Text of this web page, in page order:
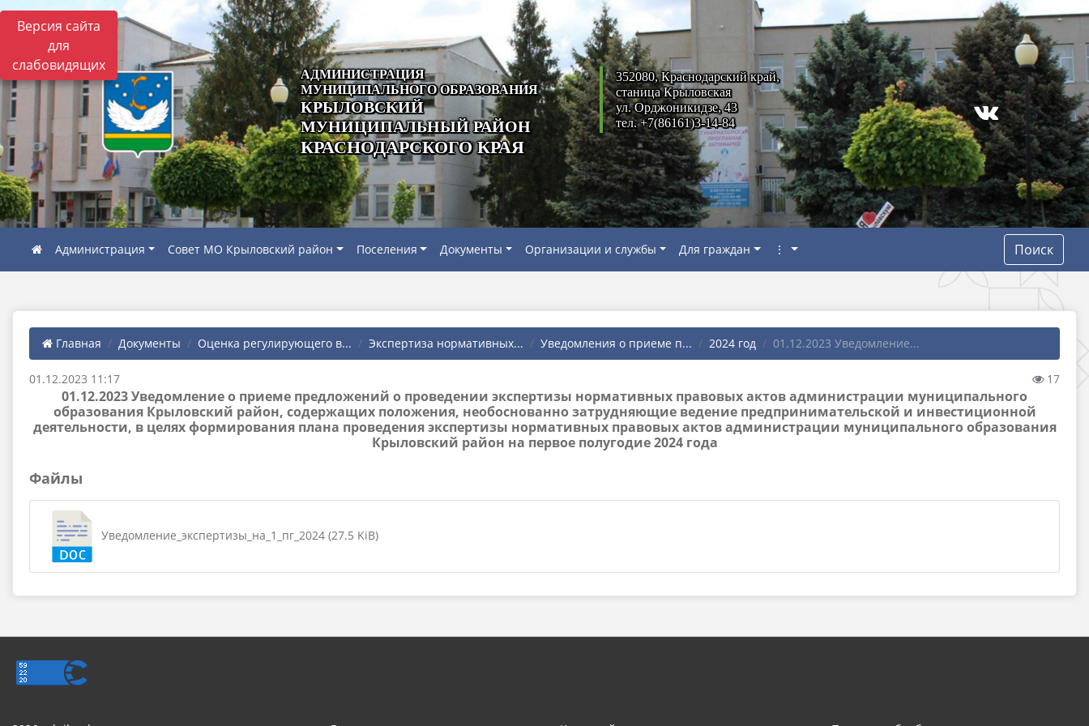
Версия сайта
для
слабовидящих
АДМИНИСТРАЦИЯ
МУНИЦИПАЛЬНОГО ОБРАЗОВАНИЯ
КРЫЛОВСКИЙ
МУНИЦИПАЛЬНЫЙ РАЙОН
КРАСНОДАРСКОГО КРАЯ
352080, Краснодарский край,
станица Крыловская
ул. Орджоникидзе, 43
тел. +7(86161)3-14-84
Администрация Совет МО Крыловский район Поселения Документы Организации и службы Для граждан ⋮ Поиск
Главная Документы Оценка регулирующего в... Экспертиза нормативных... Уведомления о приеме п... 2024 год 01.12.2023 Уведомление...
01.12.2023 11:17 17
01.12.2023 Уведомление о приеме предложений о проведении экспертизы нормативных правовых актов администрации муниципального
образования Крыловский район, содержащих положения, необоснованно затрудняющие ведение предпринимательской и инвестиционной
деятельности, в целях формирования плана проведения экспертизы нормативных правовых актов администрации муниципального образования
Крыловский район на первое полугодие 2024 года
Файлы
Уведомление_экспертизы_на_1_пг_2024 (27.5 KiB)